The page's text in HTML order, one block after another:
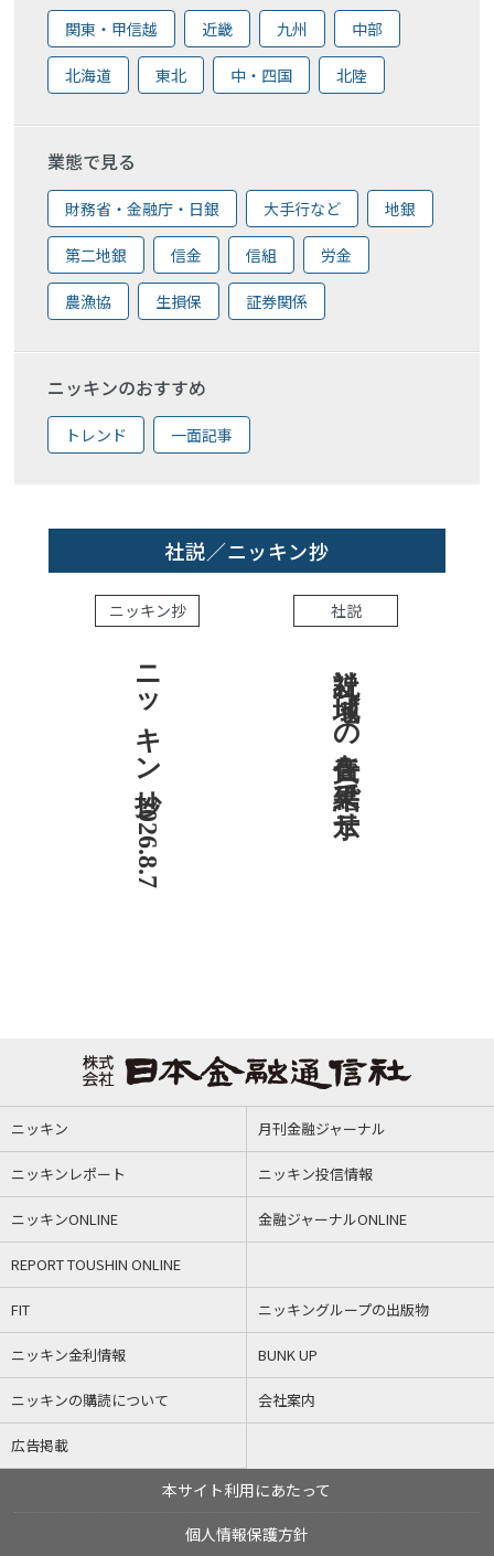
関東・甲信越 近畿 九州 中部
北海道 東北 中・四国 北陸
業態で見る
財務省・金融庁・日銀 大手行など 地銀
第二地銀 信金 信組 労金
農漁協 生損保 証券関係
ニッキンのおすすめ
トレンド 一面記事
社説／ニッキン抄
ニッキン抄
ニッキン抄 2026.8.7
社説
社説 地域への責任を結果で示せ
ニッキン 月刊金融ジャーナル
ニッキンレポート ニッキン投信情報
ニッキンONLINE 金融ジャーナルONLINE
REPORT TOUSHIN ONLINE
FIT ニッキングループの出版物
ニッキン金利情報 BUNK UP
ニッキンの購読について 会社案内
広告掲載
本サイト利用にあたって
個人情報保護方針